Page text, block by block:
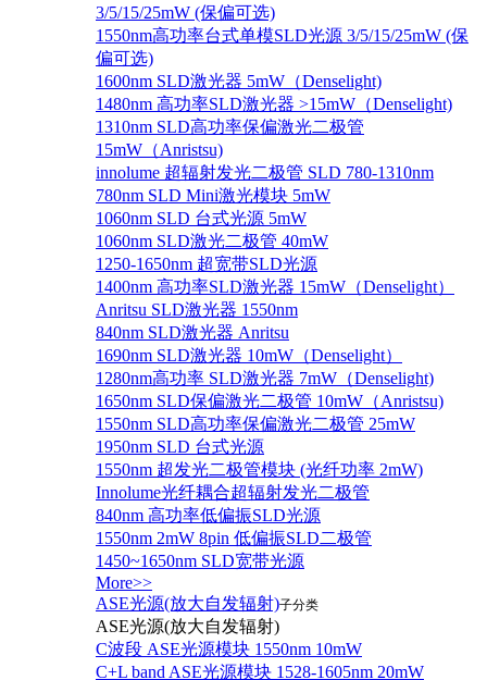
3/5/15/25mW (保偏可选)
1550nm高功率台式单模SLD光源 3/5/15/25mW (保
偏可选)
1600nm SLD激光器 5mW（Denselight)
1480nm 高功率SLD激光器 >15mW（Denselight)
1310nm SLD高功率保偏激光二极管
15mW（Anristsu)
innolume 超辐射发光二极管 SLD 780-1310nm
780nm SLD Mini激光模块 5mW
1060nm SLD 台式光源 5mW
1060nm SLD激光二极管 40mW
1250-1650nm 超宽带SLD光源
1400nm 高功率SLD激光器 15mW（Denselight）
Anritsu SLD激光器 1550nm
840nm SLD激光器 Anritsu
1690nm SLD激光器 10mW（Denselight）
1280nm高功率 SLD激光器 7mW（Denselight)
1650nm SLD保偏激光二极管 10mW（Anristsu)
1550nm SLD高功率保偏激光二极管 25mW
1950nm SLD 台式光源
1550nm 超发光二极管模块 (光纤功率 2mW)
Innolume光纤耦合超辐射发光二极管
840nm 高功率低偏振SLD光源
1550nm 2mW 8pin 低偏振SLD二极管
1450~1650nm SLD宽带光源
More>>
ASE光源(放大自发辐射)子分类
ASE光源(放大自发辐射)
C波段 ASE光源模块 1550nm 10mW
C+L band ASE光源模块 1528-1605nm 20mW